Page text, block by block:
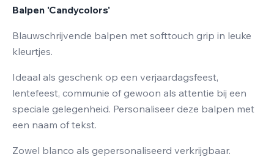
Balpen 'Candycolors'
Blauwschrijvende balpen met softtouch grip in leuke
kleurtjes.
Ideaal als geschenk op een verjaardagsfeest,
lentefeest, communie of gewoon als attentie bij een
speciale gelegenheid. Personaliseer deze balpen met
een naam of tekst.
Zowel blanco als gepersonaliseerd verkrijgbaar.